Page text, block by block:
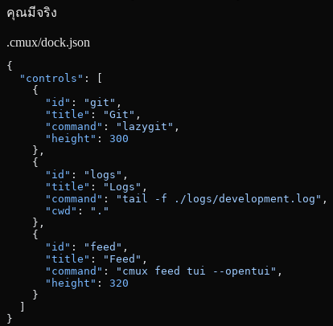
คุณมีจริง
.cmux/dock.json
{
  "controls"
: [
    {
      "id"
: "git" ,
      "title"
: "Git" ,
      "command"
: "lazygit" ,
      "height"
: 300
    },
    {
      "id"
: "logs" ,
      "title"
: "Logs" ,
      "command"
: "tail -f ./logs/development.log" ,
      "cwd"
:
"."
    },
    {
      "id"
: "feed" ,
      "title"
: "Feed" ,
      "command"
: "cmux feed tui --opentui" ,
      "height"
: 320
    }
  ]
}